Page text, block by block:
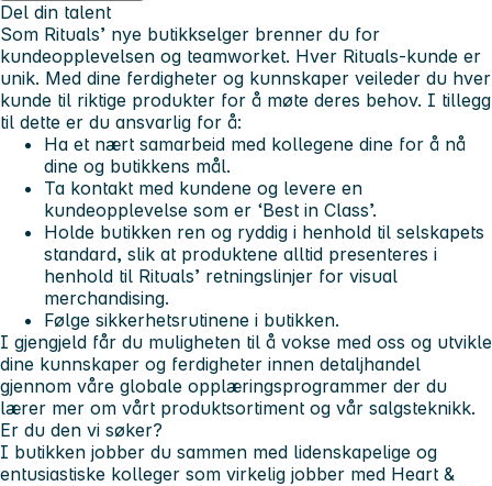
Del din talent
Som Rituals’ nye butikkselger brenner du for
kundeopplevelsen og teamworket. Hver Rituals-kunde er
unik. Med dine ferdigheter og kunnskaper veileder du hver
kunde til riktige produkter for å møte deres behov. I tillegg
til dette er du ansvarlig for å:
Ha et nært samarbeid med kollegene dine for å nå
dine og butikkens mål.
Ta kontakt med kundene og levere en
kundeopplevelse som er ‘Best in Class’.
Holde butikken ren og ryddig i henhold til selskapets
standard, slik at produktene alltid presenteres i
henhold til Rituals’ retningslinjer for visual
merchandising.
Følge sikkerhetsrutinene i butikken.
I gjengjeld får du muligheten til å vokse med oss og utvikle
dine kunnskaper og ferdigheter innen detaljhandel
gjennom våre globale opplæringsprogrammer der du
lærer mer om vårt produktsortiment og vår salgsteknikk.
Er du den vi søker?
I butikken jobber du sammen med lidenskapelige og
entusiastiske kolleger som virkelig jobber med Heart &